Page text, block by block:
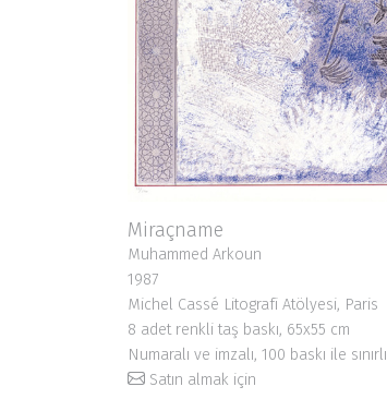
Miraçname
Muhammed Arkoun
1987
Michel Cassé Litografi Atölyesi, Paris
8 adet renkli taş baskı, 65x55 cm
Numaralı ve imzalı, 100 baskı ile sınırlı
Satın almak için